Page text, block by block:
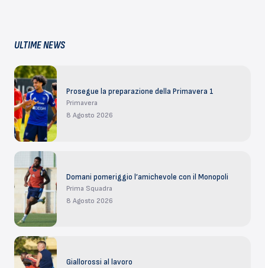
ULTIME NEWS
Prosegue la preparazione della Primavera 1
Primavera
8 Agosto 2026
Domani pomeriggio l’amichevole con il Monopoli
Prima Squadra
8 Agosto 2026
Giallorossi al lavoro